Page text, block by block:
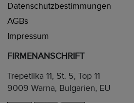
Datenschutzbestimmungen
AGBs
Impressum
FIRMENANSCHRIFT
Trepetlika 11, St. 5, Top 11
9009 Warna, Bulgarien, EU